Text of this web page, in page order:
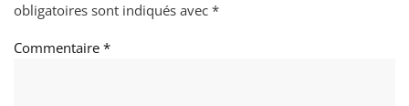
obligatoires sont indiqués avec *
Commentaire *